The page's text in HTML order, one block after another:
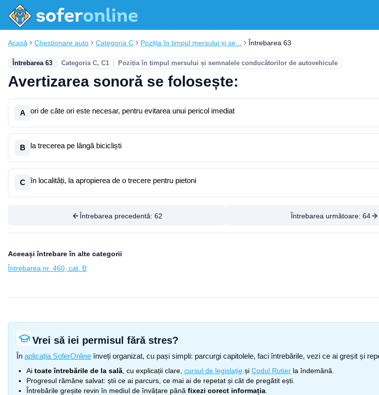
Acasă Chestionare auto Categoria C Poziția în timpul mersului și se... Întrebarea 63
Întrebarea 63 Categoria C, C1 Poziția în timpul mersului și semnalele conducătorilor de autovehicule
Avertizarea sonoră se folosește:
A ori de câte ori este necesar, pentru evitarea unui pericol imediat
B la trecerea pe lângă bicicliști
C în localități, la apropierea de o trecere pentru pietoni
Întrebarea precedentă: 62 Întrebarea următoare: 64
Aceeași întrebare în alte categorii
Întrebarea nr. 460, cat. B
Vrei să iei permisul fără stres?
În aplicația SoferOnline înveți organizat, cu pași simpli: parcurgi capitolele, faci întrebările, vezi ce ai greșit și
Ai toate întrebările de la sală , cu explicații clare, cursul de legislație și Codul Rutier la îndemână.
Progresul rămâne salvat: știi ce ai parcurs, ce mai ai de repetat și cât de pregătit ești.
Întrebările greșite revin în mediul de învățare până fixezi corect informația